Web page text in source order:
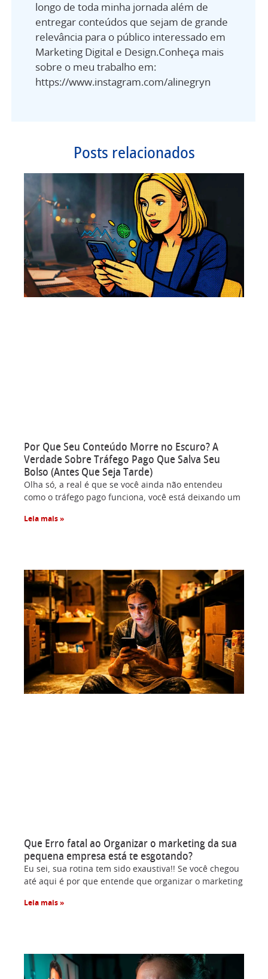
longo de toda minha jornada além de
entregar conteúdos que sejam de grande
relevância para o público interessado em
Marketing Digital e Design.Conheça mais
sobre o meu trabalho em:
https://www.instagram.com/alinegryn
Posts relacionados
Por Que Seu Conteúdo Morre no Escuro? A
Verdade Sobre Tráfego Pago Que Salva Seu
Bolso (Antes Que Seja Tarde)
Olha só, a real é que se você ainda não entendeu
como o tráfego pago funciona, você está deixando um
Leia mais »
Que Erro fatal ao Organizar o marketing da sua
pequena empresa está te esgotando?
Eu sei, sua rotina tem sido exaustiva!! Se você chegou
até aqui é por que entende que organizar o marketing
Leia mais »